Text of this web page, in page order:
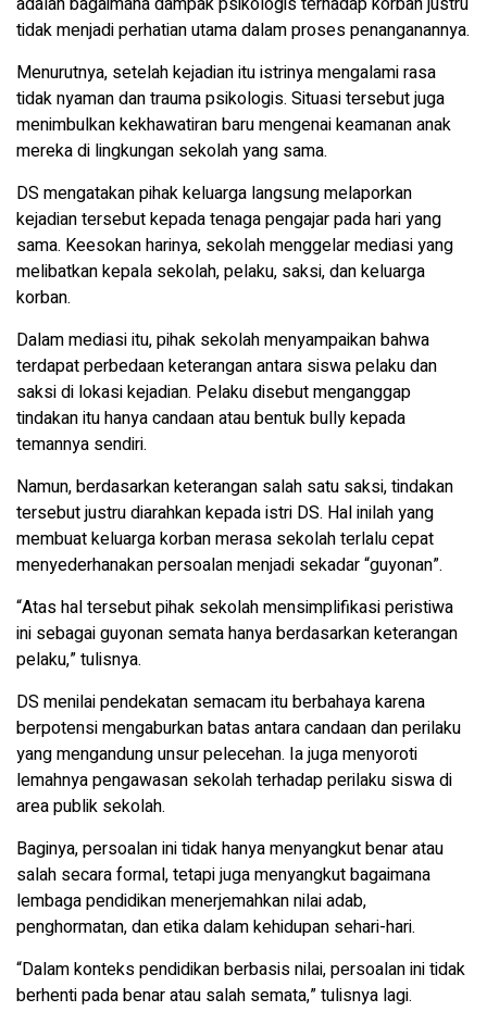
tidak menjadi perhatian utama dalam proses penanganannya.
Menurutnya, setelah kejadian itu istrinya mengalami rasa
tidak nyaman dan trauma psikologis. Situasi tersebut juga
menimbulkan kekhawatiran baru mengenai keamanan anak
mereka di lingkungan sekolah yang sama.
DS mengatakan pihak keluarga langsung melaporkan
kejadian tersebut kepada tenaga pengajar pada hari yang
sama. Keesokan harinya, sekolah menggelar mediasi yang
melibatkan kepala sekolah, pelaku, saksi, dan keluarga
korban.
Dalam mediasi itu, pihak sekolah menyampaikan bahwa
terdapat perbedaan keterangan antara siswa pelaku dan
saksi di lokasi kejadian. Pelaku disebut menganggap
tindakan itu hanya candaan atau bentuk bully kepada
temannya sendiri.
Namun, berdasarkan keterangan salah satu saksi, tindakan
tersebut justru diarahkan kepada istri DS. Hal inilah yang
membuat keluarga korban merasa sekolah terlalu cepat
menyederhanakan persoalan menjadi sekadar “guyonan”.
“Atas hal tersebut pihak sekolah mensimplifikasi peristiwa
ini sebagai guyonan semata hanya berdasarkan keterangan
pelaku,” tulisnya.
DS menilai pendekatan semacam itu berbahaya karena
berpotensi mengaburkan batas antara candaan dan perilaku
yang mengandung unsur pelecehan. Ia juga menyoroti
lemahnya pengawasan sekolah terhadap perilaku siswa di
area publik sekolah.
Baginya, persoalan ini tidak hanya menyangkut benar atau
salah secara formal, tetapi juga menyangkut bagaimana
lembaga pendidikan menerjemahkan nilai adab,
penghormatan, dan etika dalam kehidupan sehari-hari.
“Dalam konteks pendidikan berbasis nilai, persoalan ini tidak
berhenti pada benar atau salah semata,” tulisnya lagi.